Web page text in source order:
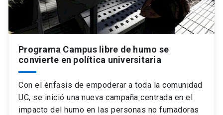
Programa Campus libre de humo se
convierte en política universitaria
Con el énfasis de empoderar a toda la comunidad
UC, se inició una nueva campaña centrada en el
impacto del humo en las personas no fumadoras